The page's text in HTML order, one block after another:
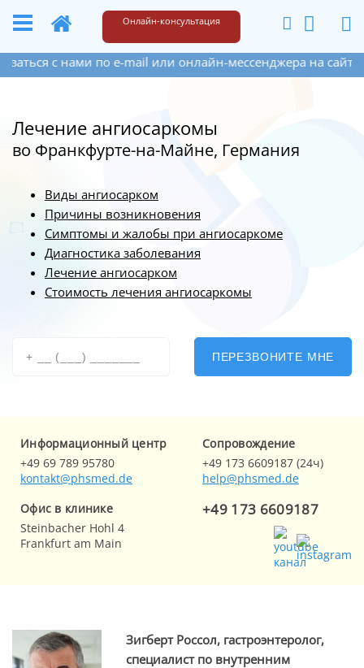
+49 173 6609187 Написать
Онлайн-консультация
по e-mail или онлайн-мессенджера на сайте справа
Лечение ангиосаркомы
во Франкфурте-на-Майне, Германия
Виды ангиосарком
Причины возникновения
Симптомы и жалобы при ангиосаркоме
Диагностика заболевания
Лечение ангиосарком
Стоимость лечения ангиосаркомы
ПЕРЕЗВОНИТЕ МНЕ
Информационный центр
+49 69 789 95780
kontakt@phsmed.de
Cопровождение
+49 173 6609187 (24ч)
help@phsmed.de
Офис в клинике
Steinbacher Hohl 4
Frankfurt am Main
+49 173 6609187
Зигберт Россол, гастроэнтеролог,
специалист по внутренним